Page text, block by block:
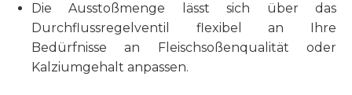
Die Ausstoßmenge lässt sich über das
Durchflussregelventil flexibel an Ihre
Bedürfnisse an Fleischsoßenqualität oder
Kalziumgehalt anpassen.